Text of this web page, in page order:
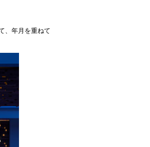
、年月を重ねて